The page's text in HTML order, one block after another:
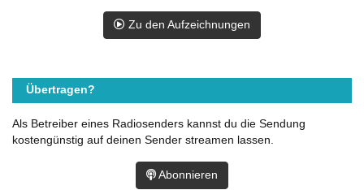
Zu den Aufzeichnungen
Übertragen?
Als Betreiber eines Radiosenders kannst du die Sendung
kostengünstig auf deinen Sender streamen lassen.
Abonnieren